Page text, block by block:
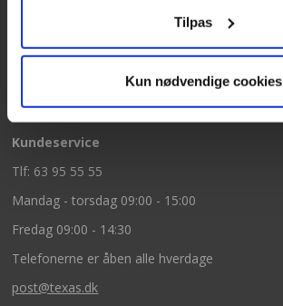
Tilpas
Kun nødvendige cookies
Texas A/S
5260 Odense S
Kundeservice
Tlf: 63 95 55 55
Mandag - torsdag 09:00 - 15:00
Fredag 09:00 - 14:30
Telefonerne er åben alle hverdage
post@texas.dk